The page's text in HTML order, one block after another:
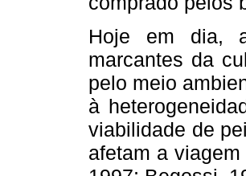
Hoje em dia,
marcantes da
pelo meio
à
viabilidade de
afetam a